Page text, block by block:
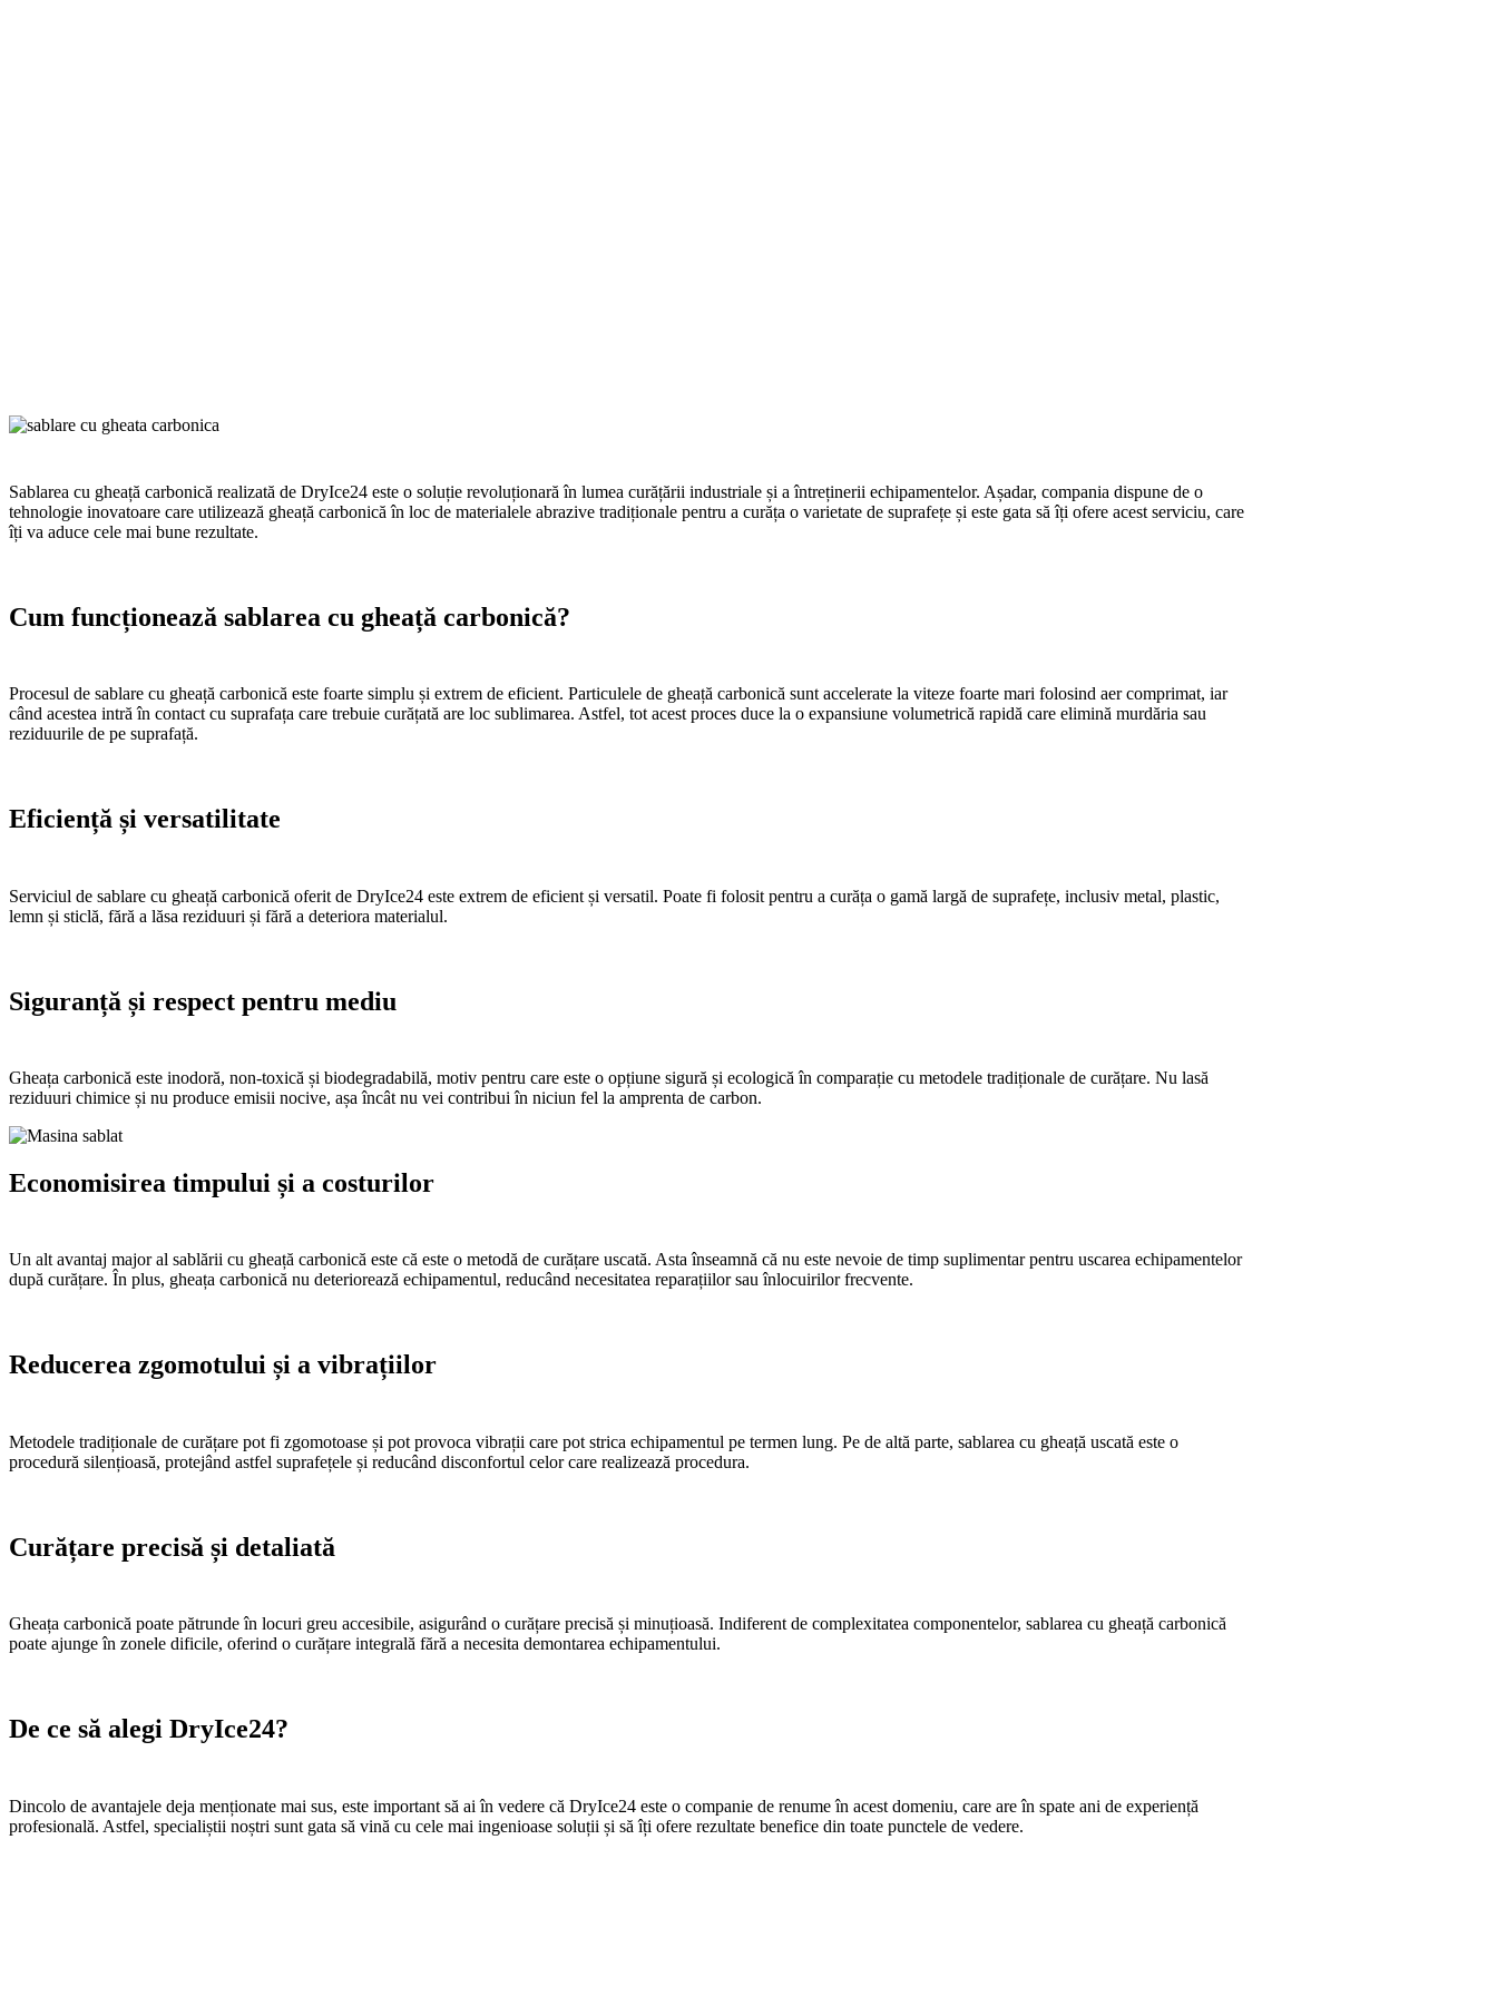
Sablarea cu gheață carbonică realizată de DryIce24 este o soluție revoluționară în lumea curățării industriale și a întreținerii echipamentelor. Așadar, compania dispune de o
tehnologie inovatoare care utilizează gheață carbonică în loc de materialele abrazive tradiționale pentru a curăța o varietate de suprafețe și este gata să îți ofere acest serviciu, care
îți va aduce cele mai bune rezultate.
Cum funcționează sablarea cu gheață carbonică?
Procesul de sablare cu gheață carbonică este foarte simplu și extrem de eficient. Particulele de gheață carbonică sunt accelerate la viteze foarte mari folosind aer comprimat, iar
când acestea intră în contact cu suprafața care trebuie curățată are loc sublimarea. Astfel, tot acest proces duce la o expansiune volumetrică rapidă care elimină murdăria sau
reziduurile de pe suprafață.
Eficiență și versatilitate
Serviciul de sablare cu gheață carbonică oferit de DryIce24 este extrem de eficient și versatil. Poate fi folosit pentru a curăța o gamă largă de suprafețe, inclusiv metal, plastic,
lemn și sticlă, fără a lăsa reziduuri și fără a deteriora materialul.
Siguranță și respect pentru mediu
Gheața carbonică este inodoră, non-toxică și biodegradabilă, motiv pentru care este o opțiune sigură și ecologică în comparație cu metodele tradiționale de curățare. Nu lasă
reziduuri chimice și nu produce emisii nocive, așa încât nu vei contribui în niciun fel la amprenta de carbon.
Economisirea timpului și a costurilor
Un alt avantaj major al sablării cu gheață carbonică este că este o metodă de curățare uscată. Asta înseamnă că nu este nevoie de timp suplimentar pentru uscarea echipamentelor
după curățare. În plus, gheața carbonică nu deteriorează echipamentul, reducând necesitatea reparațiilor sau înlocuirilor frecvente.
Reducerea zgomotului și a vibrațiilor
Metodele tradiționale de curățare pot fi zgomotoase și pot provoca vibrații care pot strica echipamentul pe termen lung. Pe de altă parte, sablarea cu gheață uscată este o
procedură silențioasă, protejând astfel suprafețele și reducând disconfortul celor care realizează procedura.
Curățare precisă și detaliată
Gheața carbonică poate pătrunde în locuri greu accesibile, asigurând o curățare precisă și minuțioasă. Indiferent de complexitatea componentelor, sablarea cu gheață carbonică
poate ajunge în zonele dificile, oferind o curățare integrală fără a necesita demontarea echipamentului.
De ce să alegi DryIce24?
Dincolo de avantajele deja menționate mai sus, este important să ai în vedere că DryIce24 este o companie de renume în acest domeniu, care are în spate ani de experiență
profesională. Astfel, specialiștii noștri sunt gata să vină cu cele mai ingenioase soluții și să îți ofere rezultate benefice din toate punctele de vedere.